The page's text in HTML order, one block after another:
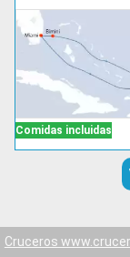
Comidas incluidas
Cruceros